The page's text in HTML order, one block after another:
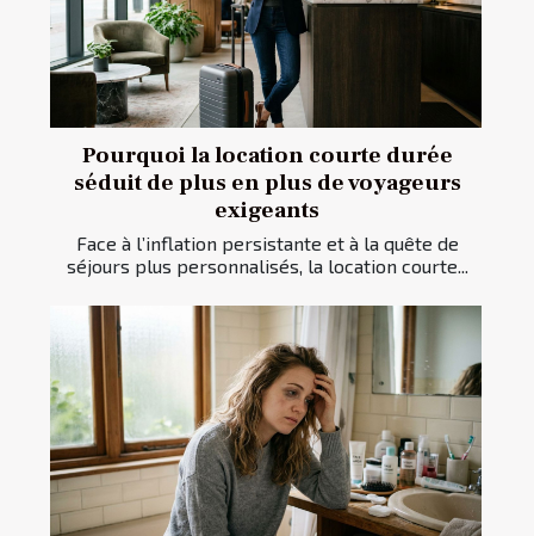
Pourquoi la location courte durée
séduit de plus en plus de voyageurs
exigeants
Face à l’inflation persistante et à la quête de
séjours plus personnalisés, la location courte...